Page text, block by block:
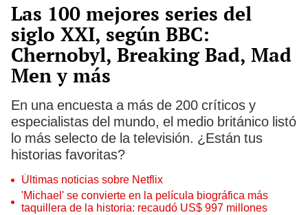
Las 100 mejores series del
siglo XXI, según BBC:
Chernobyl, Breaking Bad, Mad
Men y más
En una encuesta a más de 200 críticos y
especialistas del mundo, el medio británico listó
lo más selecto de la televisión. ¿Están tus
historias favoritas?
Últimas noticias sobre Netflix
'Michael' se convierte en la película biográfica más
taquillera de la historia: recaudó US$ 997 millones